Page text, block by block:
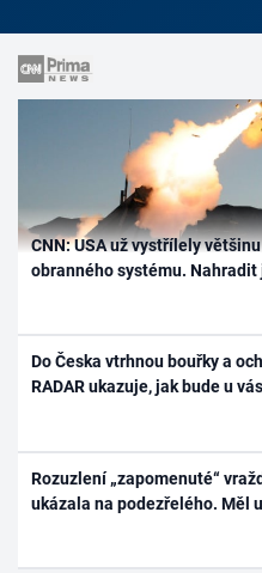
CNN: USA už vystřílely
obranného systému. Nahradit
Do Česka vtrhnou bouřky a
RADAR ukazuje, jak bude u vás
Rozuzlení „zapomenuté“
ukázala na podezřelého. Měl